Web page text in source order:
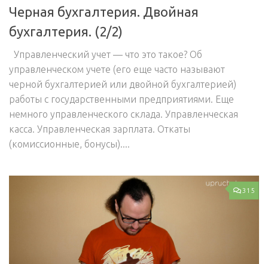
Черная бухгалтерия. Двойная
бухгалтерия. (2/2)
Управленческий учет — что это такое? Об
управленческом учете (его еще часто называют
черной бухгалтерией или двойной бухгалтерией)
работы с государственными предприятиями. Еще
немного управленческого склада. Управленческая
касса. Управленческая зарплата. Откаты
(комиссионные, бонусы)....
315